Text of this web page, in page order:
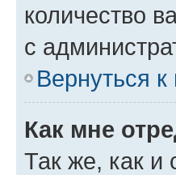
количество
с
Вернуться к
Как мне
Так же, как и